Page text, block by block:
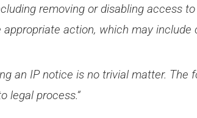
removing or disabling access
appropriate action, which may
an IP notice is no trivial matter. The
legal process.“